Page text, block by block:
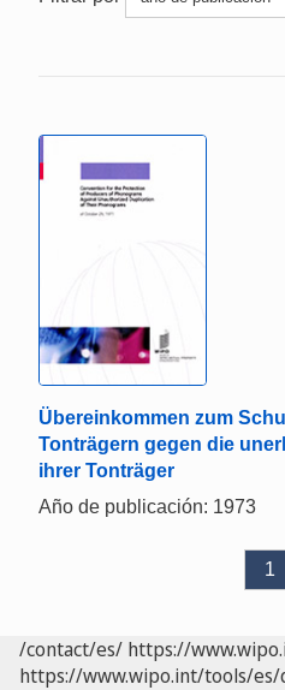
Übereinkommen zum
Tonträgern gegen die
ihrer Tonträger
Año de publicación: 1973
1
/contact/es/ https://
https://www.wipo.int/tools/es/